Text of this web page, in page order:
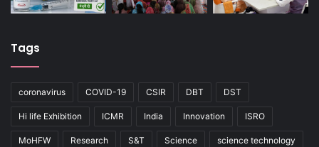
Tags
coronavirus COVID-19 CSIR DBT DST
Hi life Exhibition ICMR India Innovation ISRO
MoHFW Research S&T Science science technology